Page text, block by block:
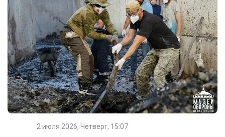
2 июля 2026, Четверг, 15:07